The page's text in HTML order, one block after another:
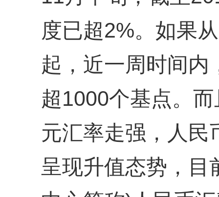
度已超2%。如果
起，近一周时间内
超1000个基点。
元汇率走强，人民
呈现升值态势，目